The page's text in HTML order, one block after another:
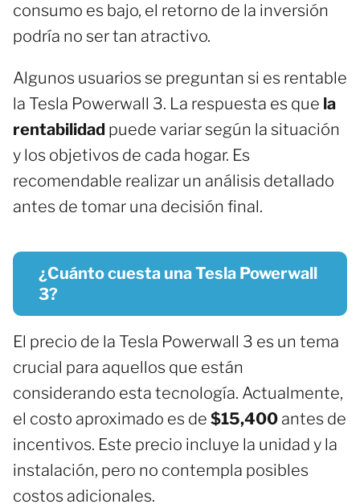
consumo es bajo, el retorno de la inversión
podría no ser tan atractivo.
Algunos usuarios se preguntan si es rentable
la Tesla Powerwall 3. La respuesta es que la
rentabilidad puede variar según la situación
y los objetivos de cada hogar. Es
recomendable realizar un análisis detallado
antes de tomar una decisión final.
¿Cuánto cuesta una Tesla Powerwall
3?
El precio de la Tesla Powerwall 3 es un tema
crucial para aquellos que están
considerando esta tecnología. Actualmente,
el costo aproximado es de $15,400antes de
incentivos. Este precio incluye la unidad y la
instalación, pero no contempla posibles
costos adicionales.